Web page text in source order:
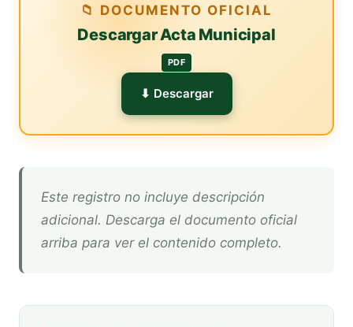
📁 DOCUMENTO OFICIAL
Descargar Acta Municipal
PDF
⬇ Descargar
Este registro no incluye descripción
adicional. Descarga el documento oficial
arriba para ver el contenido completo.